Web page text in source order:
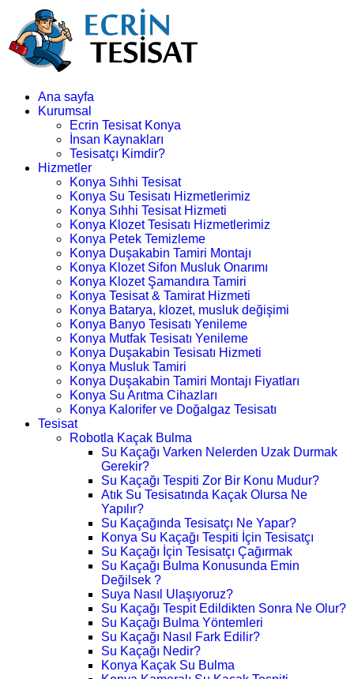
Ana sayfa
Kurumsal
Ecrin Tesisat Konya
İnsan Kaynakları
Tesisatçı Kimdir?
Hizmetler
Konya Sıhhi Tesisat
Konya Su Tesisatı Hizmetlerimiz
Konya Sıhhi Tesisat Hizmeti
Konya Klozet Tesisatı Hizmetlerimiz
Konya Petek Temizleme
Konya Duşakabin Tamiri Montajı
Konya Klozet Sifon Musluk Onarımı
Konya Klozet Şamandıra Tamiri
Konya Tesisat & Tamirat Hizmeti
Konya Batarya, klozet, musluk değişimi
Konya Banyo Tesisatı Yenileme
Konya Mutfak Tesisatı Yenileme
Konya Duşakabin Tesisatı Hizmeti
Konya Musluk Tamiri
Konya Duşakabin Tamiri Montajı Fiyatları
Konya Su Arıtma Cihazları
Konya Kalorifer ve Doğalgaz Tesisatı
Tesisat
Robotla Kaçak Bulma
Su Kaçağı Varken Nelerden Uzak Durmak
Gerekir?
Su Kaçağı Tespiti Zor Bir Konu Mudur?
Atık Su Tesisatında Kaçak Olursa Ne
Yapılır?
Su Kaçağında Tesisatçı Ne Yapar?
Konya Su Kaçağı Tespiti İçin Tesisatçı
Su Kaçağı İçin Tesisatçı Çağırmak
Su Kaçağı Bulma Konusunda Emin
Değilsek ?
Suya Nasıl Ulaşıyoruz?
Su Kaçağı Tespit Edildikten Sonra Ne Olur?
Su Kaçağı Bulma Yöntemleri
Su Kaçağı Nasıl Fark Edilir?
Su Kaçağı Nedir?
Konya Kaçak Su Bulma